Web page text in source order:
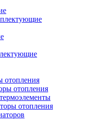
отопления
отопления
отопления